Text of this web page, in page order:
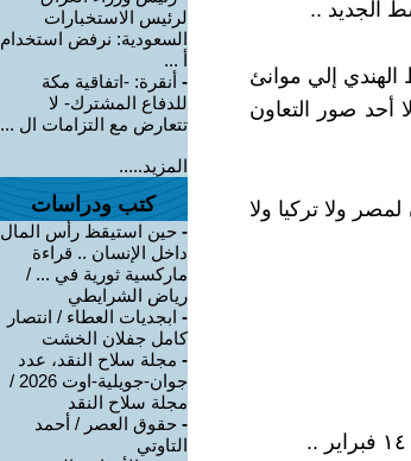
الجديد ..
الهندي إلي موانئ
أحد صور التعاون
ولا تركيا ولا
لرئيس الاستخبارات
السعودية: نرفض استخدام
أ ...
- أنقرة: -اتفاقية مكة
للدفاع المشترك- لا
تتعارض مع التزامات ال ...
المزيد.....
كتب ودراسات
- حين استيقظ رأس المال
داخل الإنسان .. قراءة
ماركسية ثورية في ... /
رياض الشرايطي
- ابجديات العطاء / انتصار
كامل جفلان الخشت
- مجلة سلاح النقد، عدد
جوان-جويلية-اوت 2026 /
مجلة سلاح النقد
- حقوق العصر / أحمد
التاوتي